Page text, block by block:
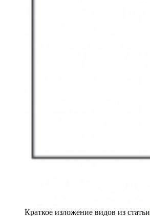
Краткое изложение видов из статьи